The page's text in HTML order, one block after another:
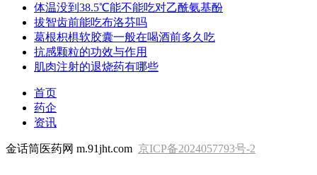
体温没到38.5℃能不能吃对乙酰氨基酚
拔智齿前能吃布洛芬吗
葛根枳椇软胶囊一般在喝酒前多久吃
抗感颗粒的功效与作用
肌肉注射的退烧药有哪些
首页
药企
资讯
金话筒医药网 m.91jht.com 京ICP备2024057793号-2